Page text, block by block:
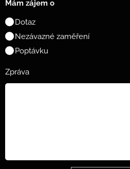
Mám zájem o
Dotaz
Nezávazné zaměření
Poptávku
Zpráva